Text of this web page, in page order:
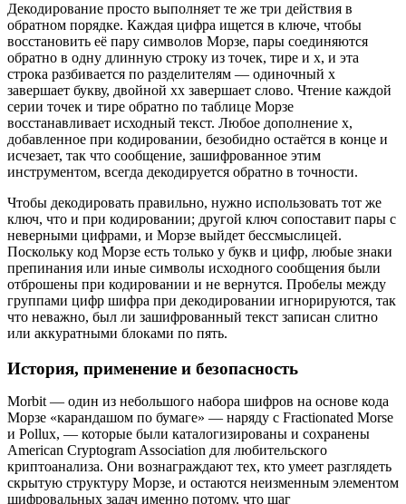
Декодирование просто выполняет те же три действия в
обратном порядке. Каждая цифра ищется в ключе, чтобы
восстановить её пару символов Морзе, пары соединяются
обратно в одну длинную строку из точек, тире и x, и эта
строка разбивается по разделителям — одиночный x
завершает букву, двойной xx завершает слово. Чтение каждой
серии точек и тире обратно по таблице Морзе
восстанавливает исходный текст. Любое дополнение x,
добавленное при кодировании, безобидно остаётся в конце и
исчезает, так что сообщение, зашифрованное этим
инструментом, всегда декодируется обратно в точности.
Чтобы декодировать правильно, нужно использовать тот же
ключ, что и при кодировании; другой ключ сопоставит пары с
неверными цифрами, и Морзе выйдет бессмыслицей.
Поскольку код Морзе есть только у букв и цифр, любые знаки
препинания или иные символы исходного сообщения были
отброшены при кодировании и не вернутся. Пробелы между
группами цифр шифра при декодировании игнорируются, так
что неважно, был ли зашифрованный текст записан слитно
или аккуратными блоками по пять.
История, применение и безопасность
Morbit — один из небольшого набора шифров на основе кода
Морзе «карандашом по бумаге» — наряду с Fractionated Morse
и Pollux, — которые были каталогизированы и сохранены
American Cryptogram Association для любительского
криптоанализа. Они вознаграждают тех, кто умеет разглядеть
скрытую структуру Морзе, и остаются неизменным элементом
шифровальных задач именно потому, что шаг